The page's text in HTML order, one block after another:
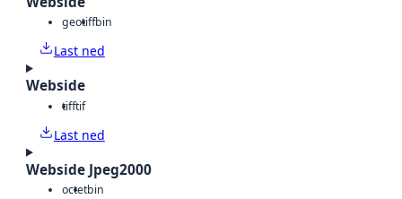
geotiffbin
Last ned
Webside
tifftif
Last ned
Webside Jpeg2000
octetbin